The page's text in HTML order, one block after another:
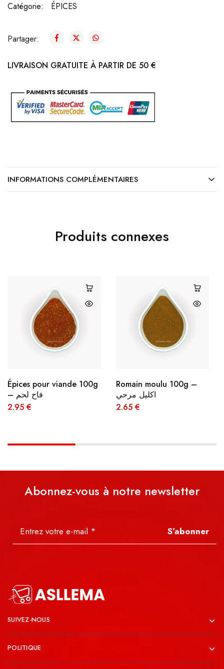
Catégorie: ÉPICES
Partager:
LIVRAISON GRATUITE À PARTIR DE 50 €
INFORMATIONS COMPLÉMENTAIRES
Produits connexes
Épices pour viande 100g
– فاح لحم
2.95 €
Romain moulu 100g –
اكليل مرحي
2.65 €
Abonnez-vous à notre newsletter
S’abonner
SUIVEZ-NOUS
POLITIQUE